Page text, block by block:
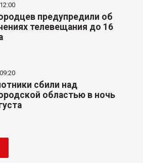
предупредили об
телевещания до 16
сбили над
областью в ночь